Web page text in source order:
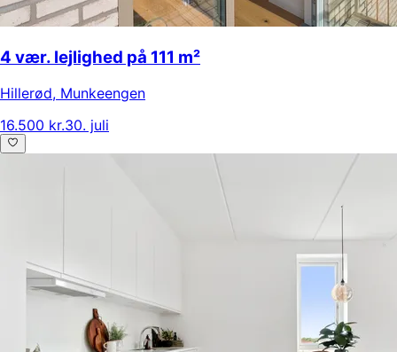
4 vær. lejlighed på 111 m²
Hillerød, Munkeengen
16.500 kr.30. juli